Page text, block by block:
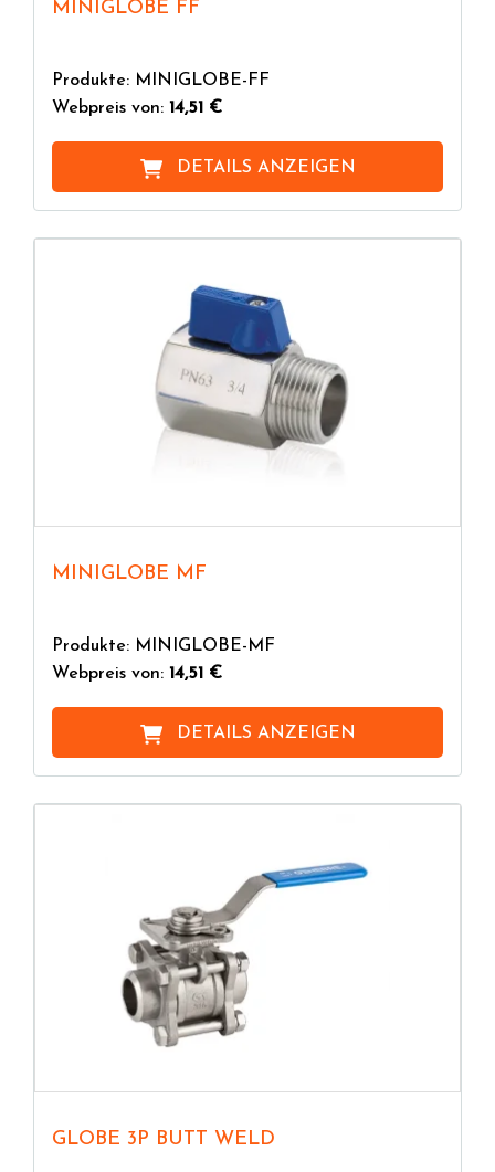
MINIGLOBE FF
Produkte: MINIGLOBE-FF
Webpreis von: 14,51 €
DETAILS ANZEIGEN
MINIGLOBE MF
Produkte: MINIGLOBE-MF
Webpreis von: 14,51 €
DETAILS ANZEIGEN
GLOBE 3P BUTT WELD